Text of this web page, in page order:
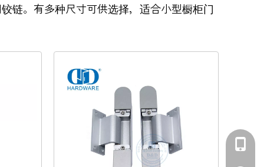
链。有多种尺寸可供选择，适合小型橱柜门
+86-